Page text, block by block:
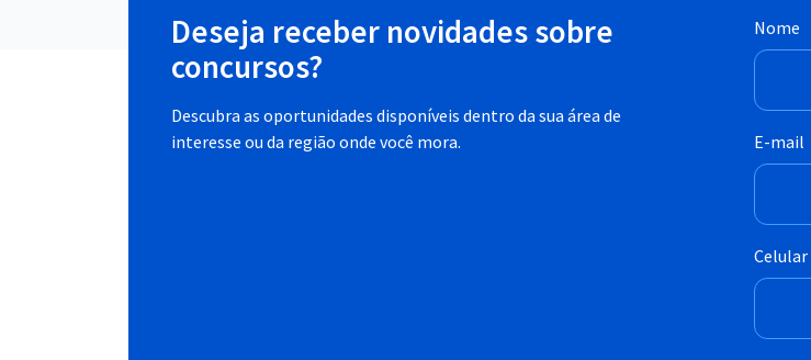
Deseja receber novidades sobre
concursos?
Descubra as oportunidades disponíveis dentro da sua área de
interesse ou da região onde você mora.
Nome
E-mail
Celular